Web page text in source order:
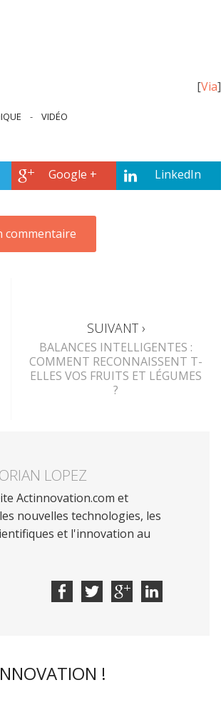
[Via]
- VIDÉO
Google + LinkedIn
SUIVANT ›
BALANCES INTELLIGENTES :
COMMENT RECONNAISSENT T-
ELLES VOS FRUITS ET LÉGUMES
?
LOPEZ
Actinnovation.com et
nouvelles technologies, les
et l'innovation au
!